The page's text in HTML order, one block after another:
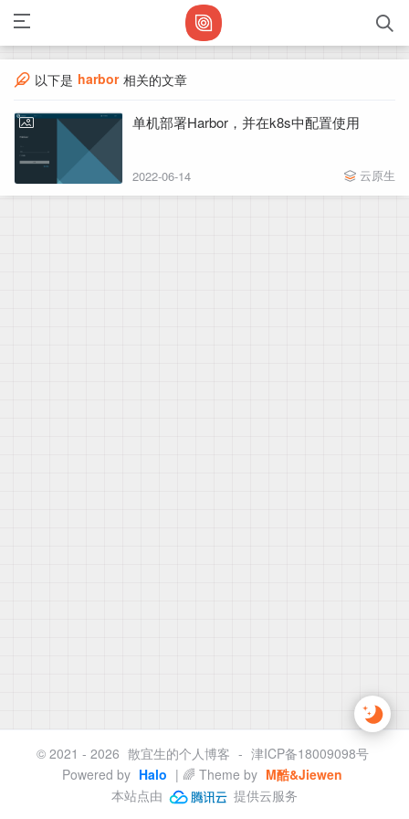
以下是 harbor 相关的文章
单机部署Harbor，并在k8s中配置使用
2022-06-14 云原生
© 2021 - 2026 散宜生的个人博客 - 津ICP备18009098号
Powered by Halo | 🌈 Theme by M酷&Jiewen
本站点由
提供云服务